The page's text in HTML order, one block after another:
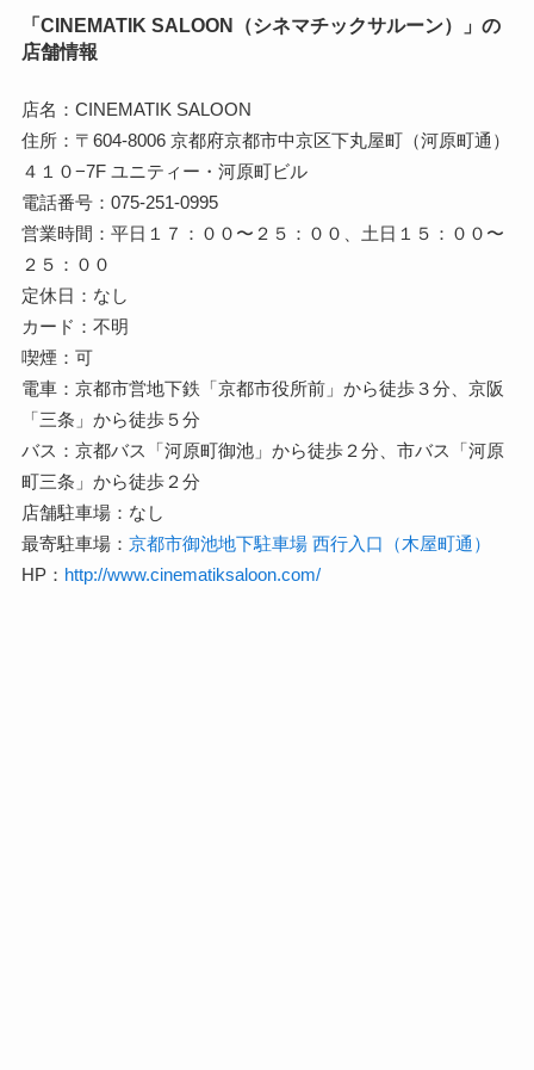
「CINEMATIK SALOON（シネマチックサルーン）」の
店舗情報
店名：CINEMATIK SALOON
住所：〒604-8006 京都府京都市中京区下丸屋町（河原町通）
４１０−7F ユニティー・河原町ビル
電話番号：075-251-0995
営業時間：平日１７：００〜２５：００、土日１５：００〜
２５：００
定休日：なし
カード：不明
喫煙：可
電車：京都市営地下鉄「京都市役所前」から徒歩３分、京阪
「三条」から徒歩５分
バス：京都バス「河原町御池」から徒歩２分、市バス「河原
町三条」から徒歩２分
店舗駐車場：なし
最寄駐車場： 京都市御池地下駐車場 西行入口（木屋町通）
HP： http://www.cinematiksaloon.com/